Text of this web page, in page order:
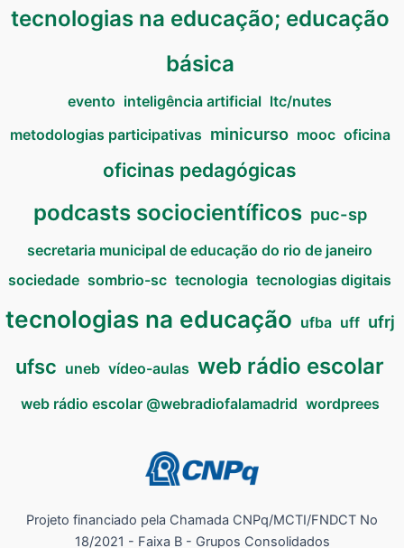
tecnologias na educação; educação
básica
evento inteligência artificial ltc/nutes
metodologias participativas minicurso mooc oficina
oficinas pedagógicas
podcasts sociocientíficos puc-sp
secretaria municipal de educação do rio de janeiro
sociedade sombrio-sc tecnologia tecnologias digitais
tecnologias na educação ufba uff ufrj
ufsc uneb vídeo-aulas web rádio escolar
web rádio escolar @webradiofalamadrid wordprees
Projeto financiado pela Chamada CNPq/MCTI/FNDCT No
18/2021 - Faixa B - Grupos Consolidados